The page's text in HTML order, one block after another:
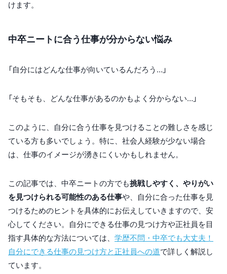
けます。
中卒ニートに合う仕事が分からない悩み
「自分にはどんな仕事が向いているんだろう…」
「そもそも、どんな仕事があるのかもよく分からない…」
このように、自分に合う仕事を見つけることの難しさを感じ
ている方も多いでしょう。特に、社会人経験が少ない場合
は、仕事のイメージが湧きにくいかもしれません。
この記事では、中卒ニートの方でも挑戦しやすく、やりがい
を見つけられる可能性のある仕事や、自分に合った仕事を見
つけるためのヒントを具体的にお伝えしていきますので、安
心してください。自分にできる仕事の見つけ方や正社員を目
指す具体的な方法については、 学歴不問・中卒でも大丈夫！
自分にできる仕事の見つけ方と正社員への道で詳しく解説し
ています。